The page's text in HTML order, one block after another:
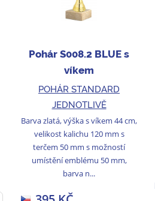
Pohár S008.2 BLUE s
víkem
POHÁR STANDARD
JEDNOTLIVĚ
Barva zlatá, výška s víkem 44 cm,
velikost kalichu 120 mm s
terčem 50 mm s možností
umístění emblému 50 mm,
barva n...